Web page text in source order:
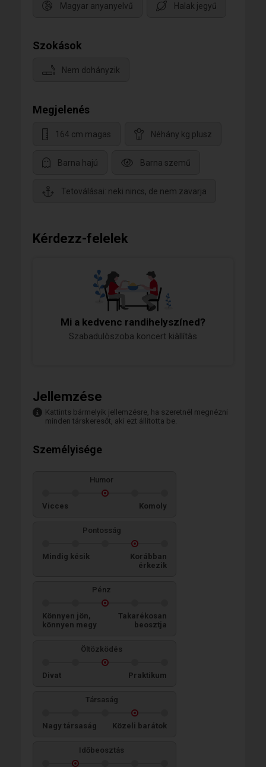
Magyar anyanyelvű Halak jegyű
Szokások
Nem dohányzik
Megjelenés
164 cm magas Néhány kg plusz
Barna hajú Barna szemű
Tetoválásai: neki nincs, de nem zavarja
Kérdezz-felelek
Mi a kedvenc randihelyszíned?
Szabadulòszoba koncert kiàllítàs
Jellemzése
Kattints bármelyik jellemzésre, ha szeretnél megnézni
minden társkeresőt, aki ezt állította be.
Személyisége
Humor
Vicces Komoly
Pontosság
Mindig késik
Korábban
érkezik
Pénz
Könnyen jön,
könnyen megy
Takarékosan
beosztja
Öltözködés
Divat Praktikum
Társaság
Nagy társaság Közeli barátok
Időbeosztás